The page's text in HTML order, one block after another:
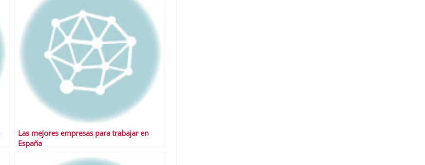
Las mejores empresas para trabajar en
España